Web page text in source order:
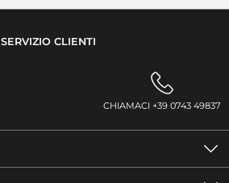
SERVIZIO CLIENTI
CHIAMACI +39 0743 49837